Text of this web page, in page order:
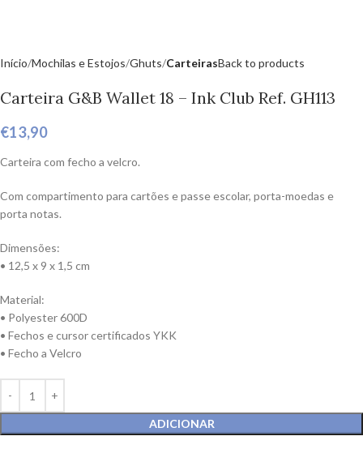
Início Mochilas e Estojos Ghuts CarteirasBack to products
Carteira G&B Wallet 18 – Ink Club Ref. GH113
€13,90
Carteira com fecho a velcro.
Com compartimento para cartões e passe escolar, porta-moedas e
porta notas.
Dimensões:
• 12,5 x 9 x 1,5 cm
Material:
• Polyester 600D
• Fechos e cursor certificados YKK
• Fecho a Velcro
ADICIONAR